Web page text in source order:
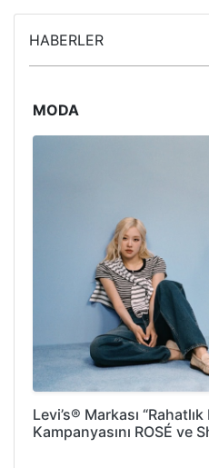
HABERLER
MODA
Levi’s® Markası
Kampanyasını ROSÉ ve